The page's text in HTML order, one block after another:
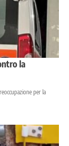
la
per la